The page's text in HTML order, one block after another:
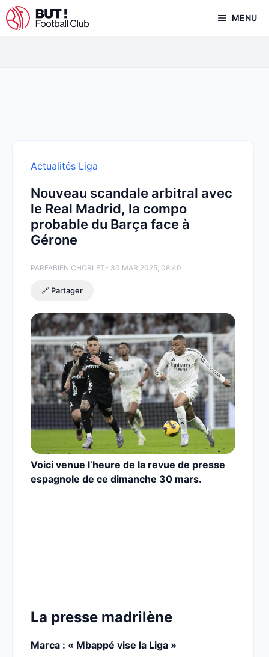
Aller
au
MENU
Actualités Liga
Nouveau scandale arbitral avec
le Real Madrid, la compo
probable du Barça face à
Gérone
PARFABIEN CHORLET- 30 MAR 2025, 08:40
🔗 Partager
Voici venue l’heure de la revue de presse
espagnole de ce dimanche 30 mars.
La presse madrilène
Marca : « Mbappé vise la Liga »